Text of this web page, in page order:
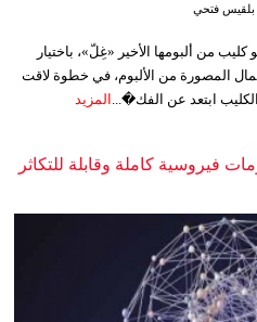
بلقيس فتحي
من ألبومها الأخير «غِلّ»، باختيار
المصورة من الألبوم، في خطوة لاقت
ابتعد عن الفك�... المزيد
فيروسية كاملة وقابلة للتكاثر